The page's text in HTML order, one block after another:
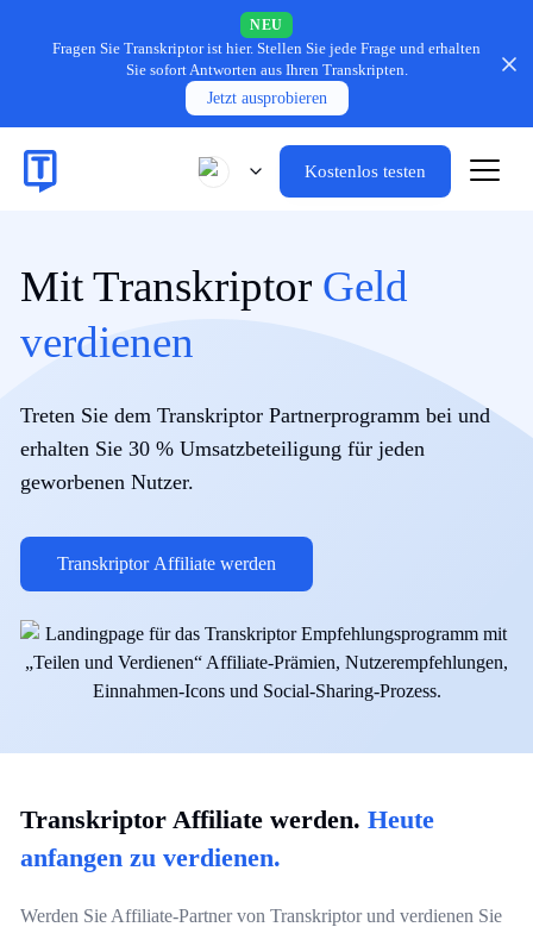
NEU
Fragen Sie Transkriptor ist hier. Stellen Sie jede Frage und erhalten
Sie sofort Antworten aus Ihren Transkripten.
Jetzt ausprobieren
Kostenlos testen
Mit Transkriptor Geld
verdienen
Treten Sie dem Transkriptor Partnerprogramm bei und
erhalten Sie 30 % Umsatzbeteiligung für jeden
geworbenen Nutzer.
Transkriptor Affiliate werden
Transkriptor Affiliate werden. Heute
anfangen zu verdienen.
Werden Sie Affiliate-Partner von Transkriptor und verdienen Sie